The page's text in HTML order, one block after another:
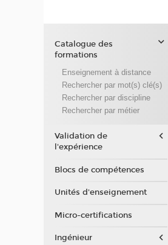
Catalogue des
formations
Enseignement à distance
Rechercher par mot(s) clé(s)
Rechercher par discipline
Rechercher par métier
Validation de
l'expérience
Blocs de compétences
Unités d'enseignement
Micro-certifications
Ingénieur